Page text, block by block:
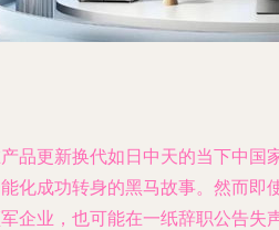
品更新换代如日中天的当下中国
化成功转身的黑马故事。然而即
企业，也可能在一纸辞职公告失